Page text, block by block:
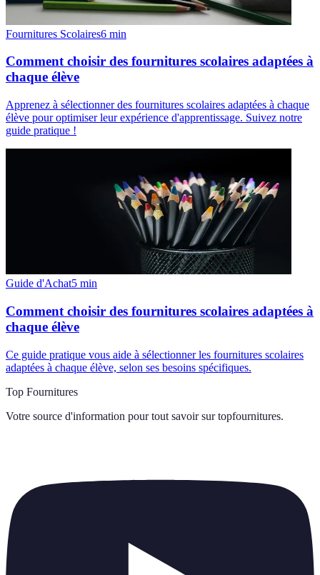
Fournitures Scolaires6 min
Comment choisir des fournitures scolaires adaptées à
chaque élève
Apprenez à sélectionner des fournitures scolaires adaptées à chaque
élève pour optimiser leur expérience d'apprentissage. Suivez notre
guide pratique !
Guide d'Achat5 min
Comment choisir des fournitures scolaires adaptées à
chaque élève
Ce guide pratique vous aide à sélectionner les fournitures scolaires
adaptées à chaque élève, selon ses besoins spécifiques.
Top Fournitures
Votre source d'information pour tout savoir sur topfournitures.